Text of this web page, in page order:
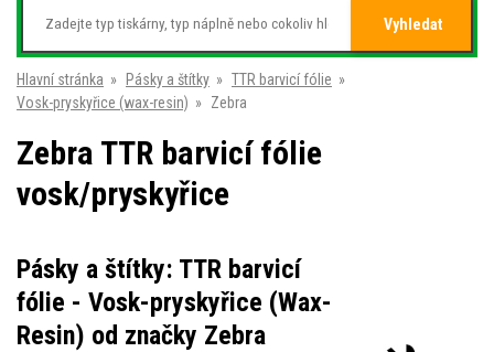
Vyhledat
Hlavní stránka » Pásky a štítky » TTR barvicí fólie »
Vosk-pryskyřice (wax-resin) » Zebra
Zebra TTR barvicí fólie
vosk/pryskyřice
Pásky a štítky: TTR barvicí
fólie - Vosk-pryskyřice (Wax-
Resin) od značky Zebra